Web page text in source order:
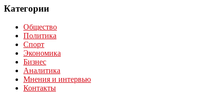
Категории
Общество
Политика
Спорт
Экономика
Бизнес
Аналитика
Мнения и интервью
Контакты